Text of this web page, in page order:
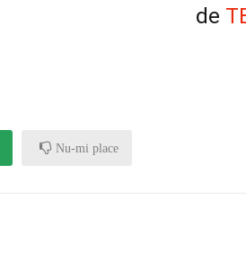
de
Nu-mi place